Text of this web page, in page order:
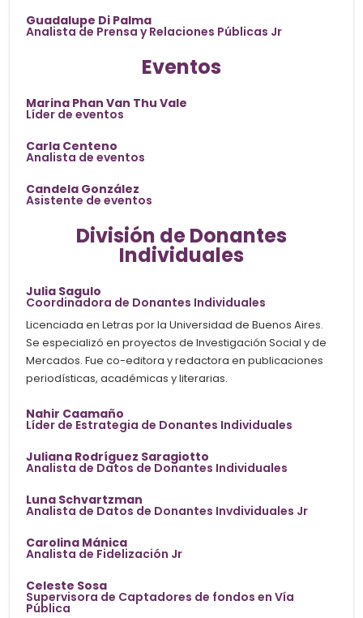
Guadalupe Di Palma
Analista de Prensa y Relaciones Públicas Jr
Eventos
Marina Phan Van Thu Vale
Líder de eventos
Carla Centeno
Analista de eventos
Candela González
Asistente de eventos
División de Donantes
Individuales
Julia Sagulo
Coordinadora de Donantes Individuales
Licenciada en Letras por la Universidad de Buenos Aires.
Se especializó en proyectos de Investigación Social y de
Mercados. Fue co-editora y redactora en publicaciones
periodísticas, académicas y literarias.
Nahir Caamaño
Líder de Estrategia de Donantes Individuales
Juliana Rodríguez Saragiotto
Analista de Datos de Donantes Individuales
Luna Schvartzman
Analista de Datos de Donantes Invdividuales Jr
Carolina Mánica
Analista de Fidelización Jr
Celeste Sosa
Supervisora de Captadores de fondos en Vía
Pública